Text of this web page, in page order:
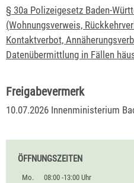
§ 30a Polizeigesetz Baden-
(Wohnungsverweis,
Kontaktverbot,
Datenübermittlung in Fällen
Freigabevermerk
10.07.2026 Innenministerium
ÖFFNUNGSZEITEN
Mo.
08:00 -13:00 Uhr